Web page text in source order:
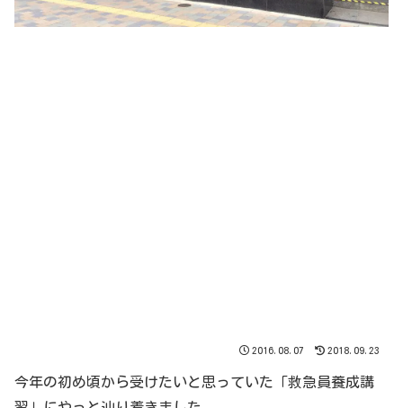
2016.08.07 2018.09.23
今年の初め頃から受けたいと思っていた「救急員養成講